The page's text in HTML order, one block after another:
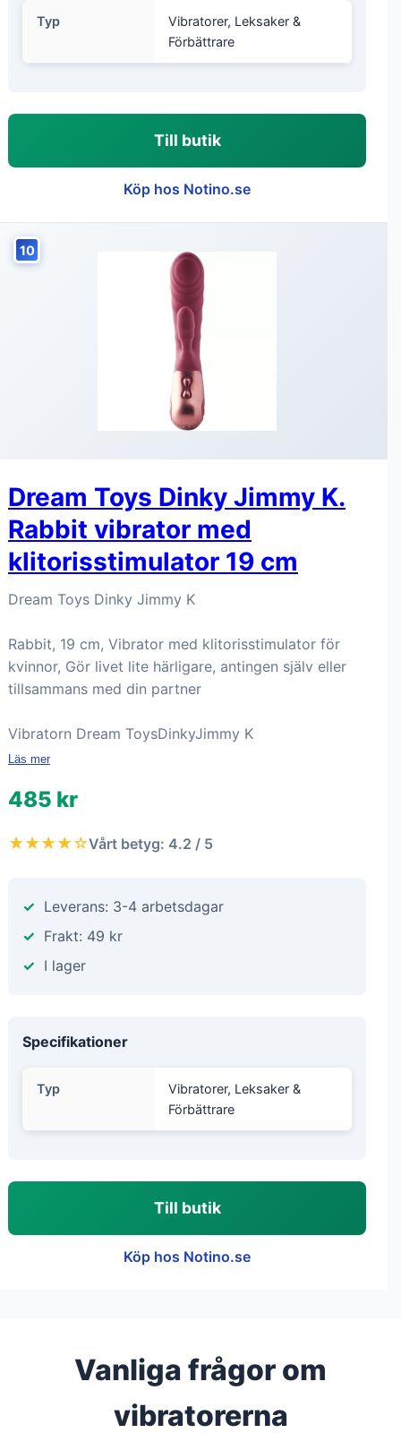
Typ
Vibratorer, Leksaker &
Förbättrare
Till butik
Köp hos Notino.se
10
Dream Toys Dinky Jimmy K.
Rabbit vibrator med
klitorisstimulator 19 cm
Dream Toys Dinky Jimmy K
Rabbit, 19 cm, Vibrator med klitorisstimulator för
kvinnor, Gör livet lite härligare, antingen själv eller
tillsammans med din partner
Vibratorn Dream ToysDinkyJimmy K
Läs mer
485 kr
★★★★☆Vårt betyg: 4.2 / 5
Leverans: 3-4 arbetsdagar
Frakt: 49 kr
I lager
Specifikationer
Typ
Vibratorer, Leksaker &
Förbättrare
Till butik
Köp hos Notino.se
Vanliga frågor om
vibratorerna